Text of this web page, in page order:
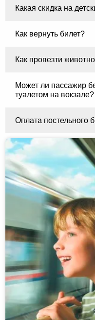
Какая скидка на
Как вернуть билет?
Как провезти
Может ли пассажир
туалетом на вокзале?
Оплата постельного